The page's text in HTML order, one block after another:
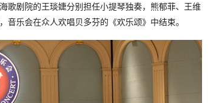
歌剧院的王琰婕分别担任小提琴独奏，熊郁菲、王维
音乐会在众人欢唱贝多芬的《欢乐颂》中结束。